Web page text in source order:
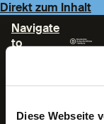
Diese Webseite
Direkt zum Inhalt
Navigate
to
Wicke